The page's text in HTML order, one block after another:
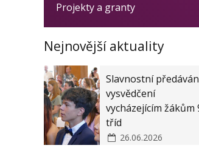
Projekty a granty
Dotační program Digitalizace
Ovoce, zelenina a mléko do
škol
Women for Women - obědy
pro děti
Modernizace školy
ZŠ a MŠ Zákupy JAK II
Nejnovější aktuality
Slavnostní
vysvědčení
vycházejícím žákům
tříd
26.06.2026